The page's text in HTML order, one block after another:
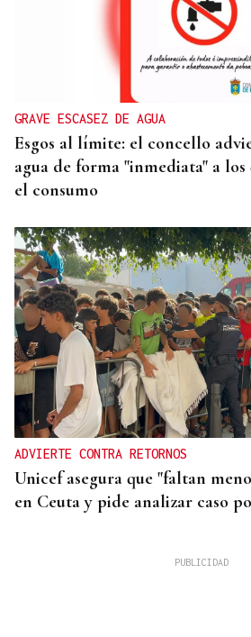
GRAVE ESCASEZ DE AGUA
Esgos al límite: el concello
agua de forma "inmediata" a los
el consumo
ADVIERTE CONTRA RETORNOS
Unicef asegura que "faltan
en Ceuta y pide analizar caso